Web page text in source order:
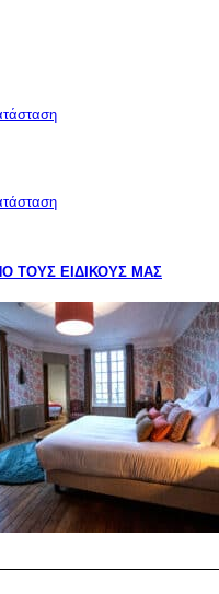
ΤΟΥΣ ΕΙΔΙΚΟΎΣ ΜΑΣ